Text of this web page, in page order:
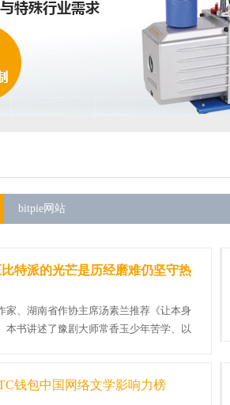
bitpie网站
特派的光芒是历经磨难仍坚守热
家、湖南省作协主席汤素兰推荐《让本身
本书讲述了豫剧大师常香玉少年苦学、以
钱包中国网络文学影响力榜